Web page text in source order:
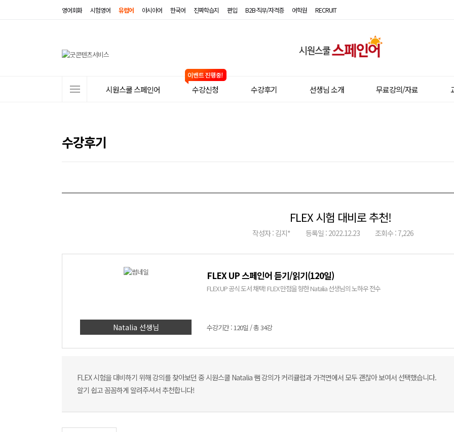
영어회화 시험영어 유럽어 아시아어 한국어 진짜학습지 편입 B2B·직무/자격증 어학원 RECRUIT
뉴
시원스쿨 스페인어 수강신청 수강후기 선생님 소개 무료강의/자료
수강후기
FLEX 시험 대비로 추천!
작성자 : 김지* 등록일 : 2022.12.23 조회수 : 7,226
Natalia 선생님
FLEX UP 스페인어 듣기/읽기(120일)
FLEX UP 공식 도서 채택! FLEX 만점을 향한 Natalia 선생님의 노하우 전수
수강기간 : 120일 / 총 34강
FLEX 시험을 대비하기 위해 강의를 찾아보던 중 시원스쿨 Natalia 쌤 강의가 커리큘럼과 가격면에서 모두 괜찮아 보여서 선택했습니다.
알기 쉽고 꼼꼼하게 알려주셔서 추천합니다!